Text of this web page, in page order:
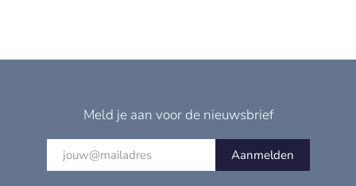
Meld je aan voor de nieuwsbrief
Aanmelden